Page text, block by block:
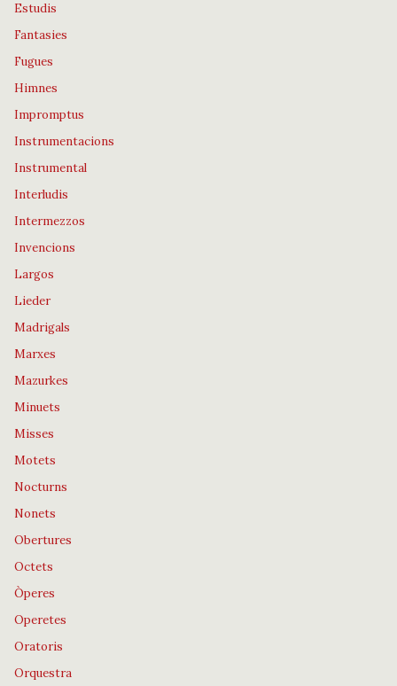
Estudis
Fantasies
Fugues
Himnes
Impromptus
Instrumentacions
Instrumental
Interludis
Intermezzos
Invencions
Largos
Lieder
Madrigals
Marxes
Mazurkes
Minuets
Misses
Motets
Nocturns
Nonets
Obertures
Octets
Òperes
Operetes
Oratoris
Orquestra